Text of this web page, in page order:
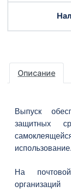
Описание
Выпуск
защитных
использование.
На